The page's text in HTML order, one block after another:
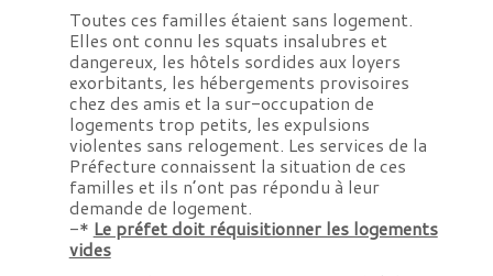
Toutes ces familles étaient sans logement.
Elles ont connu les squats insalubres et
dangereux, les hôtels sordides aux loyers
exorbitants, les hébergements provisoires
chez des amis et la sur-occupation de
logements trop petits, les expulsions
violentes sans relogement. Les services de la
Préfecture connaissent la situation de ces
familles et ils n’ont pas répondu à leur
demande de logement.
-* Le préfet doit réquisitionner les logements
vides